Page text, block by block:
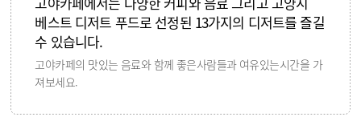
베스트 디저트 푸드로 선정된 13가지의 디저트를 즐길
수 있습니다.
고야카페의 맛있는 음료와 함께 좋은사람들과 여유있는시간을 가
져보세요.